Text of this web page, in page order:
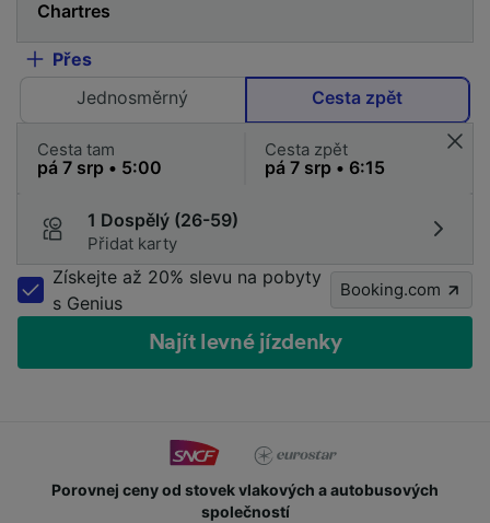
Přes
Jednosměrný
Cesta zpět
Cesta tam Cesta zpět
1 Dospělý (26-59)
Přidat karty
Získejte až 20% slevu na pobyty
s Genius
Booking.com
Najít levné jízdenky
Získejte body a slevy